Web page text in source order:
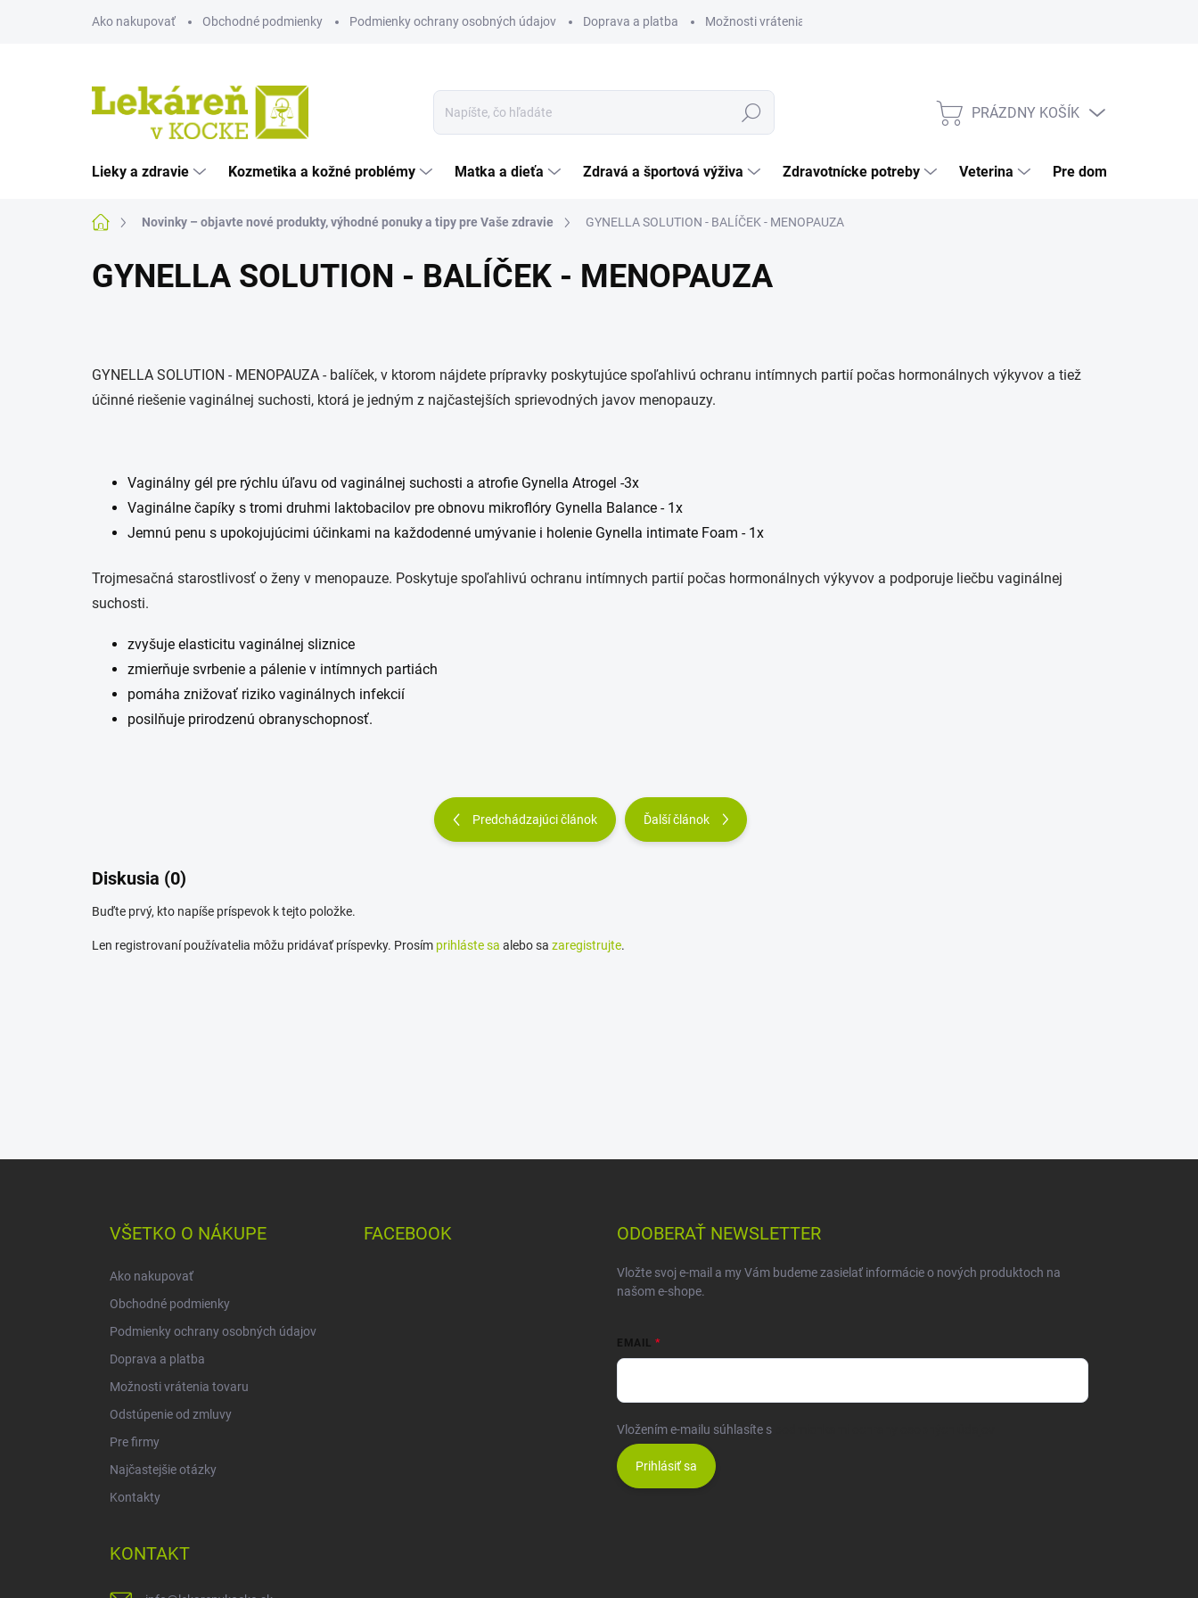
Ako nakupovať Obchodné podmienky Podmienky ochrany osobných údajov Doprava a platba Možnosti vrátenia tovaru
Hľadať
NÁKUPNÝ
PRÁZDNY KOŠÍK
Lieky a zdravie Kozmetika a kožné problémy Matka a dieťa Zdravá a športová výživa Zdravotnícke potreby Veterina Pre domácnosť
DomovNovinky – objavte nové produkty, výhodné ponuky a tipy pre Vaše zdravie GYNELLA SOLUTION - BALÍČEK - MENOPAUZA
GYNELLA SOLUTION - BALÍČEK - MENOPAUZA
GYNELLA SOLUTION - MENOPAUZA - balíček, v ktorom nájdete prípravky poskytujúce spoľahlivú ochranu intímnych partií počas hormonálnych výkyvov a tiež
účinné riešenie vaginálnej suchosti, ktorá je jedným z najčastejších sprievodných javov menopauzy.
Vaginálny gél pre rýchlu úľavu od vaginálnej suchosti a atrofie Gynella Atrogel -3x
Vaginálne čapíky s tromi druhmi laktobacilov pre obnovu mikroflóry Gynella Balance - 1x
Jemnú penu s upokojujúcimi účinkami na každodenné umývanie i holenie Gynella intimate Foam - 1x
Trojmesačná starostlivosť o ženy v menopauze. Poskytuje spoľahlivú ochranu intímnych partií počas hormonálnych výkyvov a podporuje liečbu vaginálnej
suchosti.
zvyšuje elasticitu vaginálnej sliznice
zmierňuje svrbenie a pálenie v intímnych partiách
pomáha znižovať riziko vaginálnych infekcií
posilňuje prirodzenú obranyschopnosť.
Predchádzajúci článok Ďalší článok
Diskusia (0)
Buďte prvý, kto napíše príspevok k tejto položke.
Len registrovaní používatelia môžu pridávať príspevky. Prosím prihláste sa alebo sa zaregistrujte.
VŠETKO O NÁKUPE
Ako nakupovať
Obchodné podmienky
Podmienky ochrany osobných údajov
Doprava a platba
Možnosti vrátenia tovaru
Odstúpenie od zmluvy
Pre firmy
Najčastejšie otázky
Kontakty
FACEBOOK ODOBERAŤ NEWSLETTER
Vložte svoj e-mail a my Vám budeme zasielať informácie o nových produktoch na
našom e-shope.
EMAIL
Vložením e-mailu súhlasíte s
Prihlásiť sa
KONTAKT